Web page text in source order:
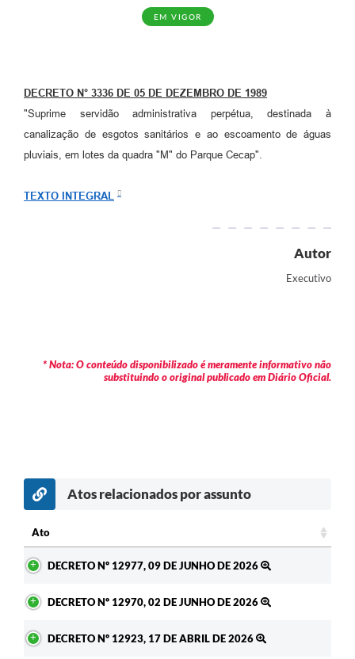
Galeria de Fotos
Audiências Públicas
Arquivos para Download
Carta de Serviços
Telefones Úteis
A Prefeitura
Enquete
Jornal
EM VIGOR
DECRETO N° 3336 DE 05 DE DEZEMBRO DE 1989
"Suprime servidão administrativa perpétua, destinada à
canalização de esgotos sanitários e ao escoamento de águas
pluviais, em lotes da quadra "M" do Parque Cecap".
TEXTO INTEGRAL
Autor
Executivo
* Nota: O conteúdo disponibilizado é meramente informativo não
substituindo o original publicado em Diário Oficial.
Atos relacionados por assunto
Ato
DECRETO Nº 12977, 09 DE JUNHO DE 2026
DECRETO Nº 12970, 02 DE JUNHO DE 2026
DECRETO Nº 12923, 17 DE ABRIL DE 2026